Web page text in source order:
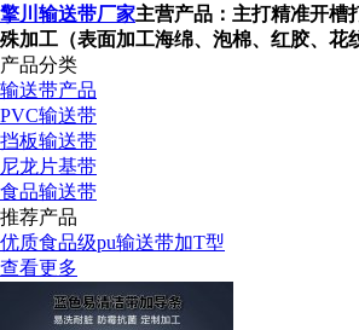
擎川输送带厂家主营产品：主打精准开槽
殊加工（表面加工海绵、泡棉、红胶、花
产品分类
输送带产品
PVC输送带
挡板输送带
尼龙片基带
食品输送带
推荐产品
优质食品级pu输送带加T型
查看更多